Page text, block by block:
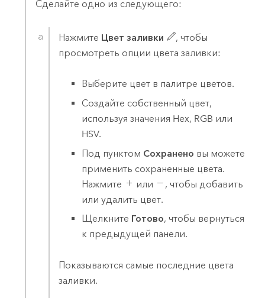
Сделайте одно из следующего:
Нажмите Цвет заливки
, чтобы
просмотреть опции цвета заливки:
Выберите цвет в палитре цветов.
Создайте собственный цвет,
используя значения Hex, RGB или
HSV.
Под пунктом Сохранено вы можете
применить сохраненные цвета.
Нажмите
или
, чтобы добавить
или удалить цвет.
Щелкните Готово, чтобы вернуться
к предыдущей панели.
Показываются самые последние цвета
заливки.